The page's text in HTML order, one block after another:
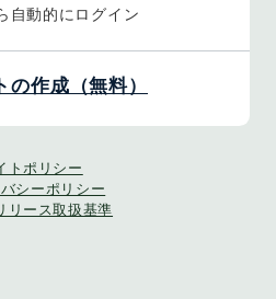
自動的にログイン
の作成（無料）
トポリシー
シーポリシー
リース取扱基準